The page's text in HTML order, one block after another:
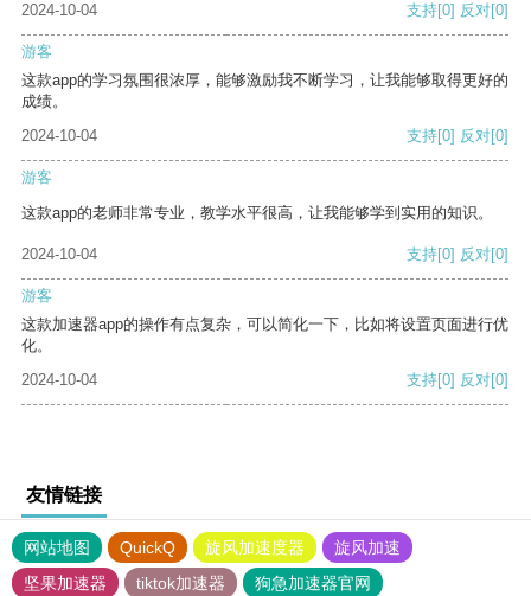
2024-10-04 支持[0] 反对[0]
游客
这款app的学习氛围很浓厚，能够激励我不断学习，让我能够取得更好的
成绩。
2024-10-04
支持[0] 反对[0]
游客
这款app的老师非常专业，教学水平很高，让我能够学到实用的知识。
2024-10-04 支持[0] 反对[0]
游客
这款加速器app的操作有点复杂，可以简化一下，比如将设置页面进行优
化。
2024-10-04
支持[0] 反对[0]
友情链接
网站地图 QuickQ 旋风加速度器
旋风加速
坚果加速器
tiktok加速器 狗急加速器官网